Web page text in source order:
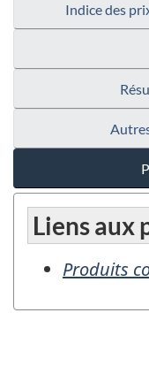
Indice des
Liens aux
Produits